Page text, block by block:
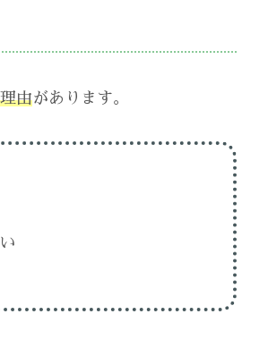
由があります。